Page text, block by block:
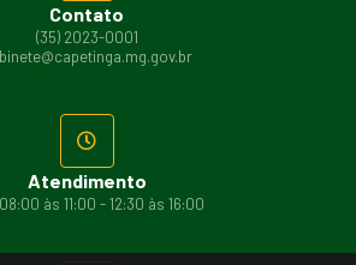
Contato
(35) 2023-0001
Atendimento
às 11:00 - 12:30 às 16:00